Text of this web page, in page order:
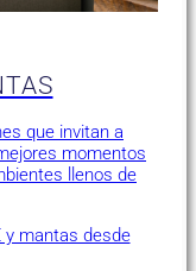
que invitan a
momentos
llenos de
y mantas desde